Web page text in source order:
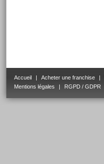
Accueil | Acheter une franchise |
Mentions légales
| RGPD / GDPR